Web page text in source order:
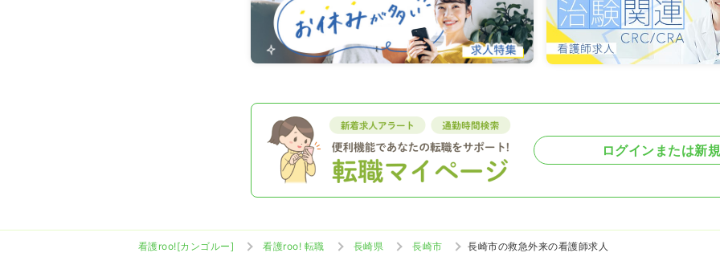
ログインまたは新
看護roo![カンゴルー] 看護roo! 転職 長崎県 長崎市 長崎市の救急外来の看護師求人